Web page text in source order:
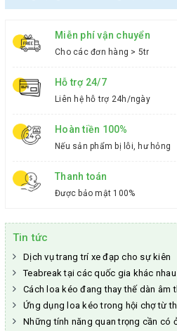
Miễn phí vận chuyển
Cho các đơn hàng > 5tr
Hỗ trợ 24/7
Liên hệ hỗ trợ 24h/ngày
Hoàn tiền 100%
Nếu sản phẩm bị lỗi, hư hỏng
Thanh toán
Được bảo mật 100%
Tin tức
Dịch vụ trang trí xe đạp cho sự kiên
Teabreak tại các quốc gia khác nhau
Cách loa kéo đang thay thế dàn âm
Ứng dụng loa kéo trong hội chợ từ
Những tính năng quan trọng cần có